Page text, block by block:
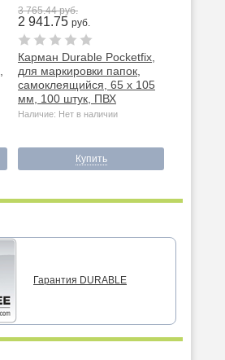
3 765.44 руб.
2 941.75 руб.
Карман Durable Pocketfix,
для маркировки папок,
самоклеящийся, 65 х 105
мм, 100 штук, ПВХ
Наличие: Нет в наличии
Купить
Гарантия DURABLE